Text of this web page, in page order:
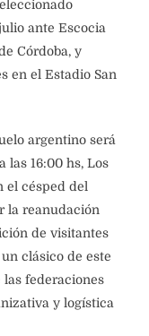
ante Escocia
Córdoba, y
en el Estadio San
argentino será
las 16:00 hs, Los
el césped del
la reanudación
de visitantes
clásico de este
federaciones
y logística